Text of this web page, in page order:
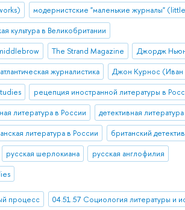
модернистские "маленькие журналы"
культура в Великобритании
The Strand Magazine Джордж
журналистика
Джон Курнос
рецепция иностранной литературы в
литература в России
детективная
литература в России
британский
русская шерлокиана
русская англофилия
процесс
04.51.57 Социология литературы и